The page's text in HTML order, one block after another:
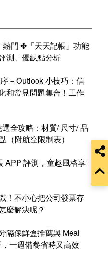
熱門 ✤「天天記帳」功能
測、優缺點分析
－Outlook 小技巧：信
和常見問題集合！工作
全攻略：材質/ 尺寸/ 品
（附航空限制表）
APP 評測，童趣風格享
！不小心把公司發票存
麼解決呢？
隔保鮮盒推薦與 Meal
一週備餐省時又高效